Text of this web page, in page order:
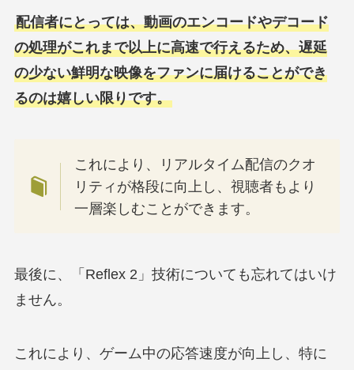
配信者にとっては、動画のエンコードやデコード
の処理がこれまで以上に高速で行えるため、遅延
の少ない鮮明な映像をファンに届けることができ
るのは嬉しい限りです。
これにより、リアルタイム配信のクオ
リティが格段に向上し、視聴者もより
一層楽しむことができます。
最後に、「Reflex 2」技術についても忘れてはいけ
ません。
これにより、ゲーム中の応答速度が向上し、特に